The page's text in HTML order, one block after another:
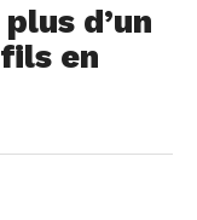
d’un
en